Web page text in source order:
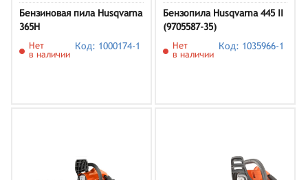
Бензиновая пила Husqvarna
365H
Нет
в наличии
Код: 1000174-1
Бензопила Husqvarna 445 II
(9705587-35)
Нет
в наличии
Код: 1035966-1